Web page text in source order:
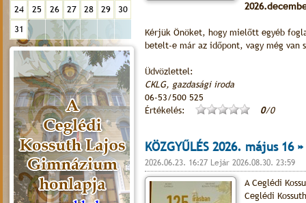
24
25 26 27 28 29
30
31
Kérjük Önöket, hogy mielőtt egyéb
betelt-e már az időpont, vagy még van
Üdvözlettel:
CKLG, gazdasági iroda
06-53/500 525
Értékelés:
0/0
KÖZGYŰLÉS 2026. május 16 »
2026.06.23. 16:27 Lejár 2026.08.30. 23:59
A Ceglédi
Ceglédi